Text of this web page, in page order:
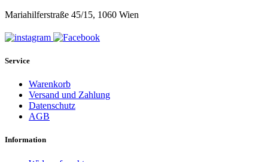
Mariahilferstraße 45/15, 1060 Wien
Service
Warenkorb
Versand und Zahlung
Datenschutz
AGB
Information